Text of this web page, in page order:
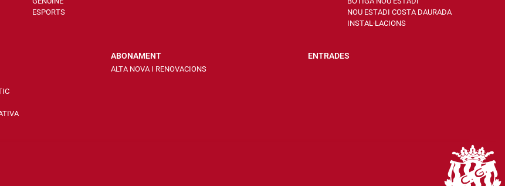
ESPORTS
NOU ESTADI COSTA DAURADA
INSTAL·LACIONS
ABONAMENT
ALTA NOVA I RENOVACIONS
ENTRADES